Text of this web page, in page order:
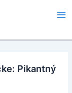
Pikantný